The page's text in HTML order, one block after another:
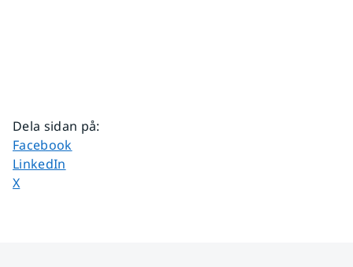
Dela sidan på:
Dela sidan på
Facebook
Dela sidan på
LinkedIn
Dela sidan på
X